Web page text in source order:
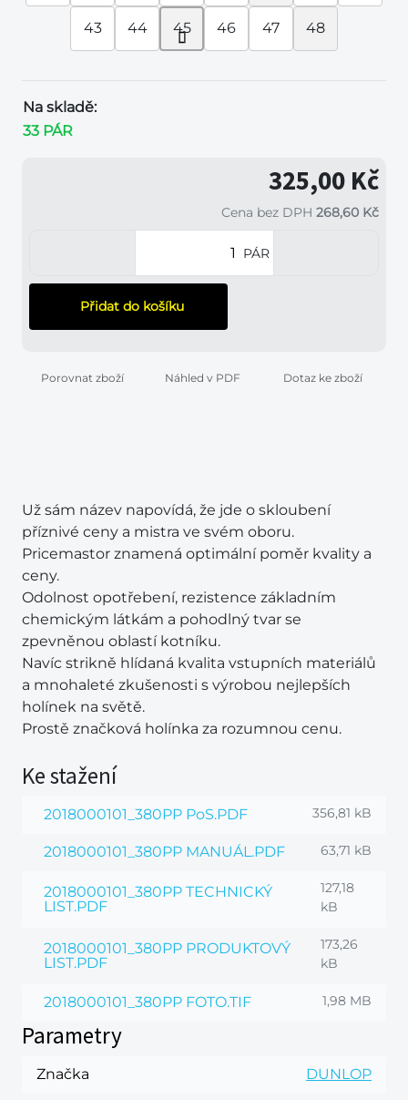
43 44 45 46 47 48
Na skladě:
33 PÁR
325,00 Kč
Cena bez DPH 268,60 Kč
PÁR
Přidat do košíku
Porovnat zboží Náhled v PDF Dotaz ke zboží
Už sám název napovídá, že jde o skloubení
příznivé ceny a mistra ve svém oboru.
Pricemastor znamená optimální poměr kvality a
ceny.
Odolnost opotřebení, rezistence základním
chemickým látkám a pohodlný tvar se
zpevněnou oblastí kotníku.
Navíc strikně hlídaná kvalita vstupních materiálů
a mnohaleté zkušenosti s výrobou nejlepších
holínek na světě.
Prostě značková holínka za rozumnou cenu.
Ke stažení
2018000101_380PP PoS.PDF 356,81 kB
2018000101_380PP MANUÁL.PDF 63,71 kB
2018000101_380PP TECHNICKÝ
LIST.PDF
127,18
kB
2018000101_380PP PRODUKTOVÝ
LIST.PDF
173,26
kB
2018000101_380PP FOTO.TIF 1,98 MB
Parametry
Značka DUNLOP